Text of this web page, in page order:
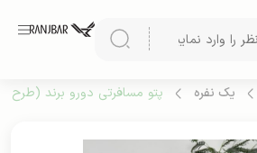
یک نفره پتو مسافرتی دورو برند (طرح 3)